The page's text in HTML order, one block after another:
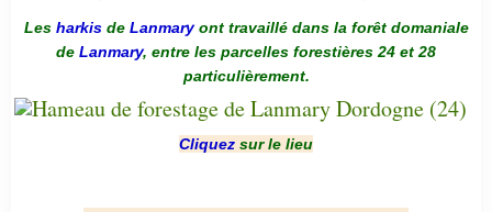
Les harkis de Lanmaryont travaillé dans la forêt domaniale
de Lanmary, entre les parcelles forestières 24 et 28
particulièrement.
Cliquez sur le lieu